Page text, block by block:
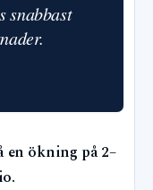
snabbast
en ökning på 2–